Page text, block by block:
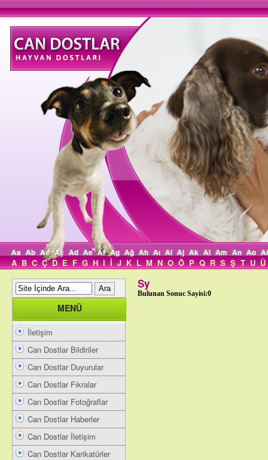
Aa Ab Ac Aç Ad Ae Af Ag Ağ Ah Aı Ai Aj Ak Al Am An Ao
A B C Ç D E F G H I İ J K L M N O Ö P Q R S Ş T U Ü
MENÜ
İletişim
Can Dostlar Bildiriler
Can Dostlar Duyurular
Can Dostlar Fıkralar
Can Dostlar Fotoğraflar
Can Dostlar Haberler
Can Dostlar İletişim
Can Dostlar Karikatürler
Sy
Bulunan Sonuc Sayisi:0